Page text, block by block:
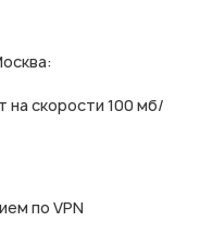
на скорости 100 мб/
по VPN